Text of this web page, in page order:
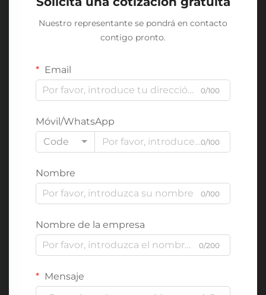
Nuestro representante se pondrá en contacto
contigo pronto.
Email
0/100
Móvil/WhatsApp
Code
0/100
Nombre
0/100
Nombre de la empresa
0/200
Mensaje